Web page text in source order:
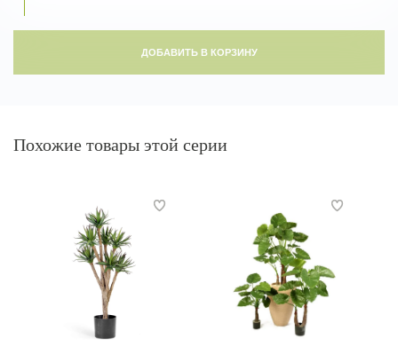
ДОБАВИТЬ В КОРЗИНУ
Похожие товары этой серии